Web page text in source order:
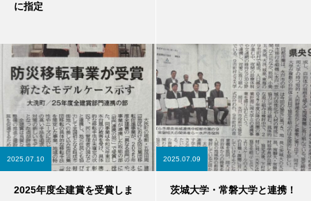
に指定
2025.07.10
2025年度全建賞を受賞しま
2025.07.09
茨城大学・常磐大学と連携！